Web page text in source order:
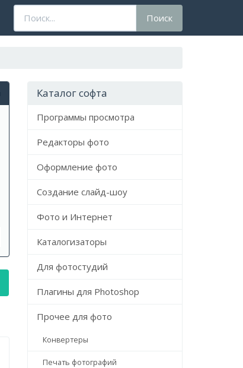
Поисковый
запрос
Поиск
Каталог софта
Программы просмотра
Редакторы фото
Оформление фото
Создание слайд-шоу
Фото и Интернет
Каталогизаторы
Для фотостудий
Плагины для Photoshop
Прочее для фото
Конвертеры
Печать фотографий